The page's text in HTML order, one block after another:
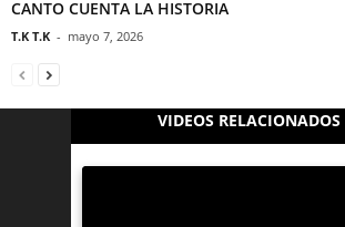
CANTO CUENTA LA HISTORIA
T.K T.K - mayo 7, 2026
VIDEOS RELACIONADOS